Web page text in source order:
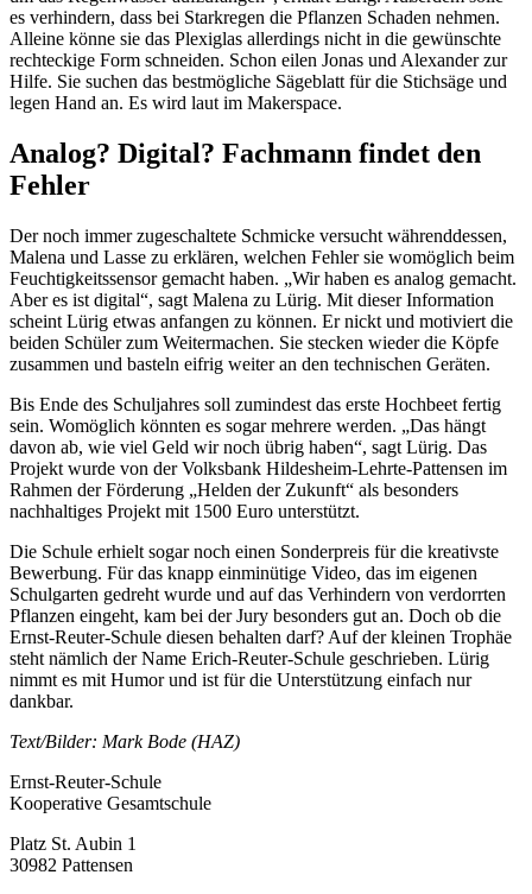
es verhindern, dass bei Starkregen die Pflanzen Schaden nehmen.
Alleine könne sie das Plexiglas allerdings nicht in die gewünschte
rechteckige Form schneiden. Schon eilen Jonas und Alexander zur
Hilfe. Sie suchen das bestmögliche Sägeblatt für die Stichsäge und
legen Hand an. Es wird laut im Makerspace.
Analog? Digital? Fachmann findet den
Fehler
Der noch immer zugeschaltete Schmicke versucht währenddessen,
Malena und Lasse zu erklären, welchen Fehler sie womöglich beim
Feuchtigkeitssensor gemacht haben. „Wir haben es analog gemacht.
Aber es ist digital“, sagt Malena zu Lürig. Mit dieser Information
scheint Lürig etwas anfangen zu können. Er nickt und motiviert die
beiden Schüler zum Weitermachen. Sie stecken wieder die Köpfe
zusammen und basteln eifrig weiter an den technischen Geräten.
Bis Ende des Schuljahres soll zumindest das erste Hochbeet fertig
sein. Womöglich könnten es sogar mehrere werden. „Das hängt
davon ab, wie viel Geld wir noch übrig haben“, sagt Lürig. Das
Projekt wurde von der Volksbank Hildesheim-Lehrte-Pattensen im
Rahmen der Förderung „Helden der Zukunft“ als besonders
nachhaltiges Projekt mit 1500 Euro unterstützt.
Die Schule erhielt sogar noch einen Sonderpreis für die kreativste
Bewerbung. Für das knapp einminütige Video, das im eigenen
Schulgarten gedreht wurde und auf das Verhindern von verdorrten
Pflanzen eingeht, kam bei der Jury besonders gut an. Doch ob die
Ernst-Reuter-Schule diesen behalten darf? Auf der kleinen Trophäe
steht nämlich der Name Erich-Reuter-Schule geschrieben. Lürig
nimmt es mit Humor und ist für die Unterstützung einfach nur
dankbar.
Text/Bilder: Mark Bode (HAZ)
Ernst-Reuter-Schule
Kooperative Gesamtschule
Platz St. Aubin 1
30982 Pattensen